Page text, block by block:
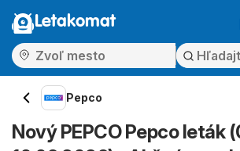
Letakomat
Pepco
Nový PEPCO Pepco leták